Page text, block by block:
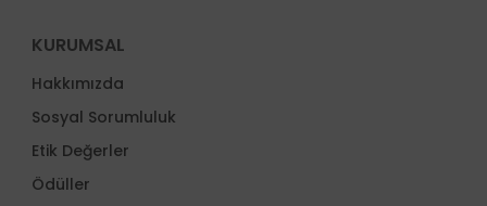
KURUMSAL
Hakkımızda
Sosyal Sorumluluk
Etik Değerler
Ödüller